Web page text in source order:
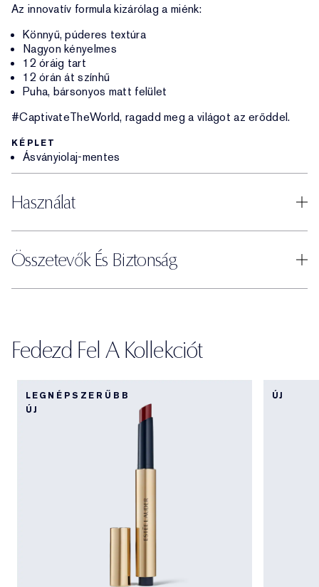
Az innovatív formula kizárólag a miénk:
Könnyű, púderes textúra
Nagyon kényelmes
12 óráig tart
12 órán át színhű
Puha, bársonyos matt felület
#CaptivateTheWorld, ragadd meg a világot az erőddel.
KÉPLET
Ásványiolaj-mentes
Használat
Összetevők És Biztonság
Fedezd Fel A Kollekciót
LEGNÉPSZERŰBB
ÚJ
ÚJ